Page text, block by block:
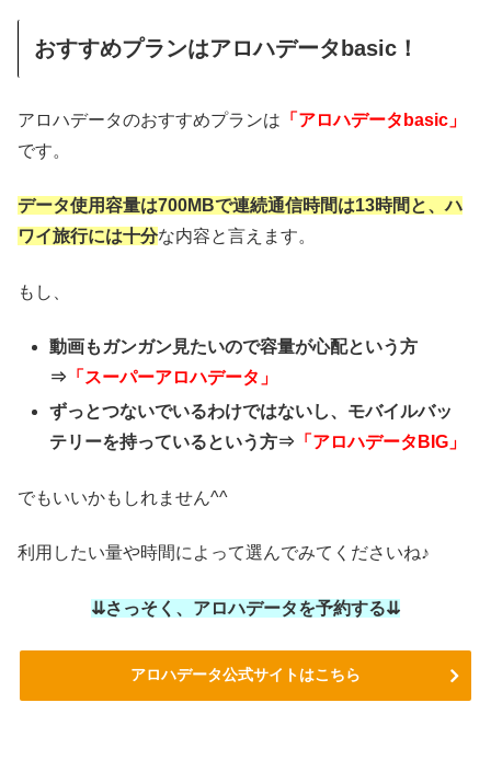
おすすめプランはアロハデータbasic！
アロハデータのおすすめプランは 「アロハデータbasic」
です。
データ使用容量は700MBで連続通信時間は13時間と、ハ
ワイ旅行には十分な内容と言えます。
もし、
動画もガンガン見たいので容量が心配という方
⇒ 「スーパーアロハデータ」
ずっとつないでいるわけではないし、モバイルバッ
テリーを持っているという方⇒ 「アロハデータBIG」
でもいいかもしれません^^
利用したい量や時間によって選んでみてくださいね♪
⇊さっそく、アロハデータを予約する⇊
アロハデータ公式サイトはこちら